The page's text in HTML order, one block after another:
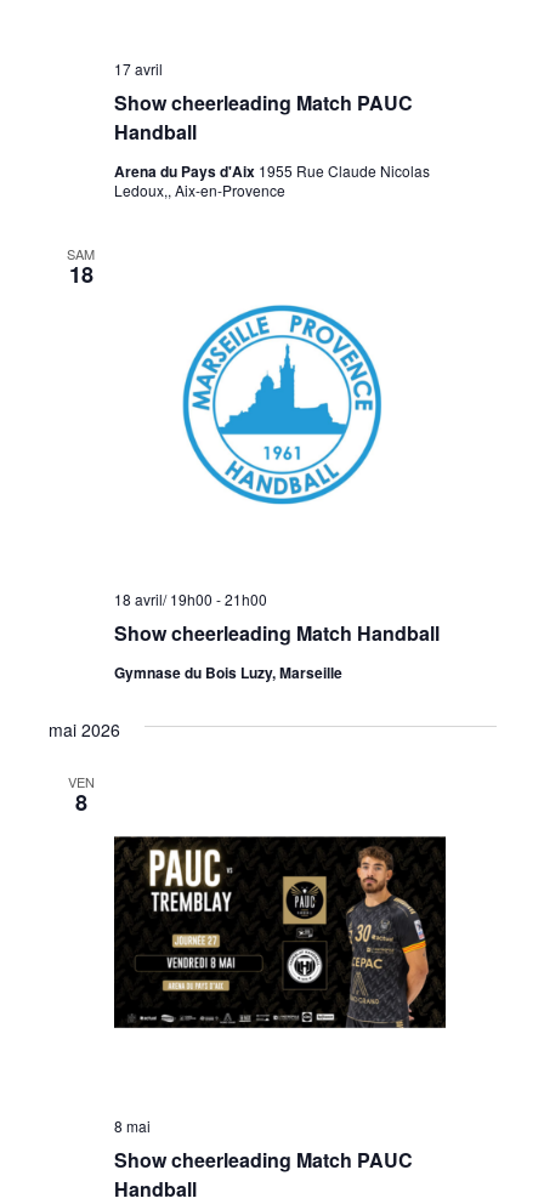
Show cheerleading Match PAUC
Handball
17 avril
Arena du Pays d'Aix 1955 Rue Claude Nicolas
Ledoux,, Aix-en-Provence
SAM
18
Show cheerleading Match Handball
18 avril/ 19h00 -21h00
Gymnase du Bois Luzy, Marseille
mai 2026
VEN
8
Show cheerleading Match PAUC
Handball
8 mai